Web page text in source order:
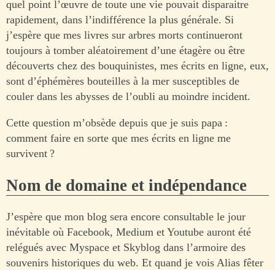
quel point l’œuvre de toute une vie pouvait disparaitre
rapidement, dans l’indifférence la plus générale. Si
j’espère que mes livres sur arbres morts continueront
toujours à tomber aléatoirement d’une étagère ou être
découverts chez des bouquinistes, mes écrits en ligne, eux,
sont d’éphémères bouteilles à la mer susceptibles de
couler dans les abysses de l’oubli au moindre incident.
Cette question m’obsède depuis que je suis papa :
comment faire en sorte que mes écrits en ligne me
survivent ?
Nom de domaine et indépendance
J’espère que mon blog sera encore consultable le jour
inévitable où Facebook, Medium et Youtube auront été
relégués avec Myspace et Skyblog dans l’armoire des
souvenirs historiques du web. Et quand je vois Alias fêter